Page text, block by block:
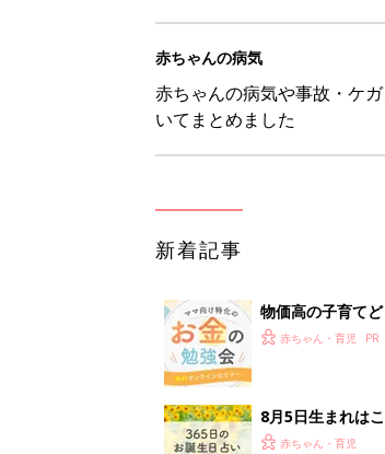
赤ちゃんの病気
赤ちゃんの病気や事故・ケ
いてまとめました
新着記事
物価高の子育て
赤ちゃん・育児
8月5日生まれは
赤ちゃん・育児